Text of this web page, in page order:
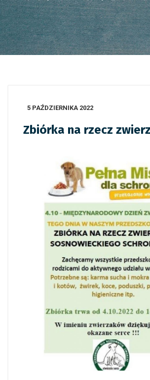
5 PAŹDZIERNIKA 2022
Zbiórka na rzecz